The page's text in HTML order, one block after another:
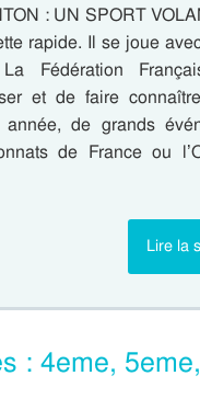
: UN SPORT
rapide. Il se joue
Fédération
et de faire
année, de grands
de France ou
Lire la
: 4eme,